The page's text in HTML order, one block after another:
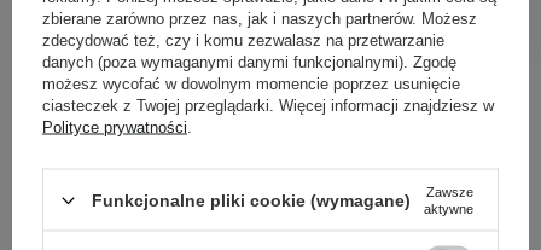
DODAJ DO KOSZYKA
Inni klienci sprawdzali również
zbierane zarówno przez nas, jak i naszych partnerów. Możesz
zdecydować też, czy i komu zezwalasz na przetwarzanie
danych (poza wymaganymi danymi funkcjonalnymi). Zgodę
możesz wycofać w dowolnym momencie poprzez usunięcie
ciasteczek z Twojej przeglądarki. Więcej informacji znajdziesz w
Polityce prywatności
Funkcjonalne pliki cookie (wymagane)
Zawsze
aktywne